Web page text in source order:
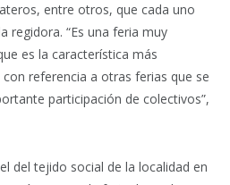
entre otros, que cada uno
regidora. “Es una feria muy
es la característica más
referencia a otras ferias que se
participación de colectivos”,
del tejido social de la localidad en